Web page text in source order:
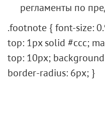
регламенты по
.footnote { font-size:
top: 1px solid #ccc;
top: 10px;
border-radius: 6px; }